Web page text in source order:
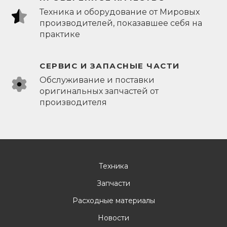
Техника и оборудование от Мировых
производителей, показавшее себя на
практике
СЕРВИС И ЗАПАСНЫЕ ЧАСТИ
Обслуживание и поставки
оригинальных запчастей от
производителя
Техника
Запчасти
Расходные материалы
Новости